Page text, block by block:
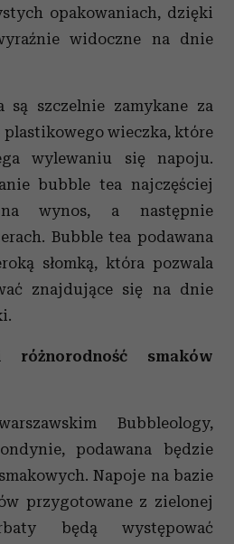
opakowaniach, dzięki
widoczne na dnie
szczelnie zamykane za
plastikowego wieczka, które
wylewaniu się napoju.
bubble tea najczęściej
wynos, a następnie
Bubble tea podawana
słomką, która pozwala
znajdujące się na dnie
różnorodność smaków
Bubbleology,
podawana będzie
Napoje na bazie
przygotowane z zielonej
będą występować